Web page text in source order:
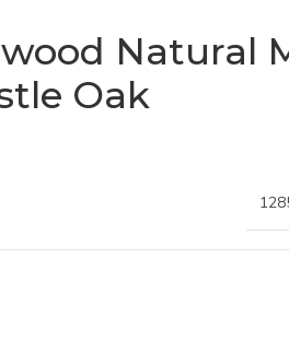
Natural
Oak